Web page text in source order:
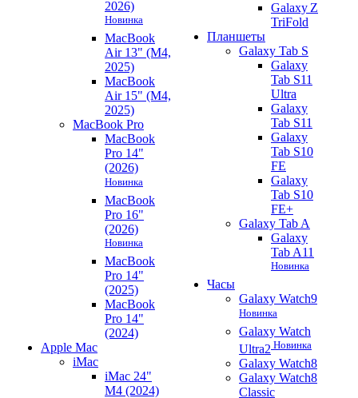
2026)
Новинка
MacBook
Air 13" (M4,
2025)
MacBook
Air 15" (M4,
2025)
MacBook Pro
MacBook
Pro 14"
(2026)
Новинка
MacBook
Pro 16"
(2026)
Новинка
MacBook
Pro 14"
(2025)
MacBook
Pro 14"
(2024)
Apple Mac
iMac
iMac 24"
M4 (2024)
Galaxy Z
TriFold
Планшеты
Galaxy Tab S
Galaxy
Tab S11
Ultra
Galaxy
Tab S11
Galaxy
Tab S10
FE
Galaxy
Tab S10
FE+
Galaxy Tab A
Galaxy
Tab A11
Новинка
Часы
Galaxy Watch9
Новинка
Galaxy Watch
Ultra2 Новинка
Galaxy Watch8
Galaxy Watch8
Classic